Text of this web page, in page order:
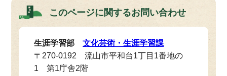
このページに関するお問い合わせ
生涯学習部文化芸術・生涯学習課
〒270-0192 流山市平和台1丁目1番地の
1 第1庁舎2階